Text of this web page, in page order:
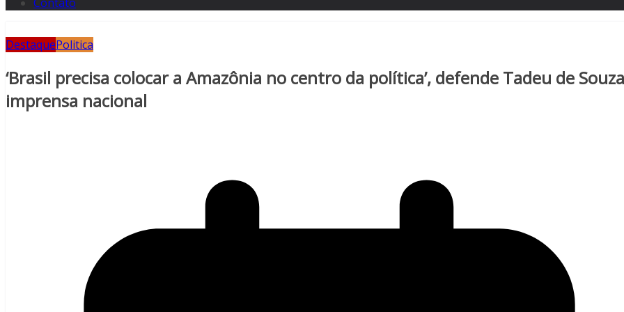
Contato
DestaquePolitica
‘Brasil precisa colocar a Amazônia no centro da política’, defende Tadeu de
imprensa nacional